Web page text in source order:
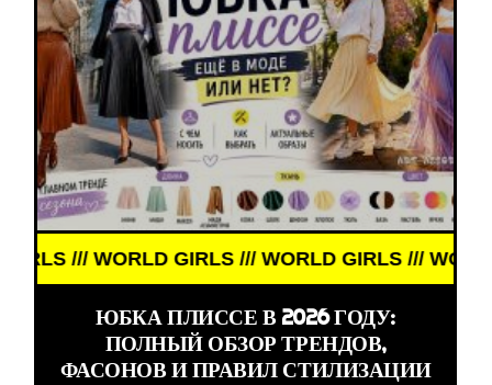
/// WORLD GIRLS /// WORLD GIRLS /// WORLD
ЮБКА ПЛИССЕ В 2026 ГОДУ:
ПОЛНЫЙ ОБЗОР ТРЕНДОВ,
ФАСОНОВ И ПРАВИЛ СТИЛИЗАЦИИ